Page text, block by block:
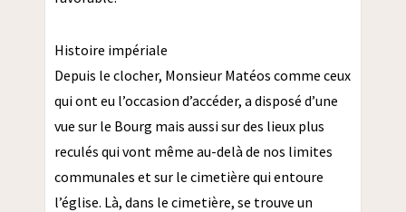
Histoire impériale
Depuis le clocher, Monsieur Matéos comme ceux
qui ont eu l’occasion d’accéder, a disposé d’une
vue sur le Bourg mais aussi sur des lieux plus
reculés qui vont même au-delà de nos limites
communales et sur le cimetière qui entoure
l’église. Là, dans le cimetière, se trouve un